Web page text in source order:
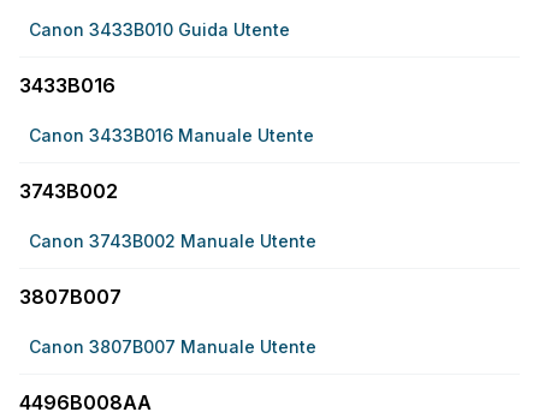
Canon 3433B010 Guida Utente
3433B016
Canon 3433B016 Manuale Utente
3743B002
Canon 3743B002 Manuale Utente
3807B007
Canon 3807B007 Manuale Utente
4496B008AA